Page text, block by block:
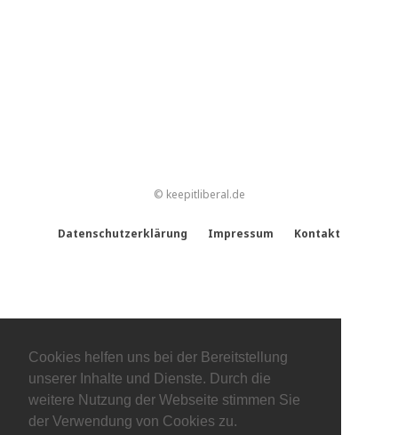
Cookies helfen uns bei der Bereitstellung
unserer Inhalte und Dienste. Durch die
weitere Nutzung der Webseite stimmen Sie
der Verwendung von Cookies zu.
© keepitliberal.de
Datenschutzerklärung Impressum Kontakt